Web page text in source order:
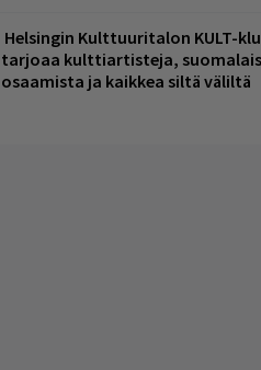
Helsingin Kulttuuritalon KULT-
tarjoaa kulttiartisteja,
osaamista ja kaikkea siltä väliltä